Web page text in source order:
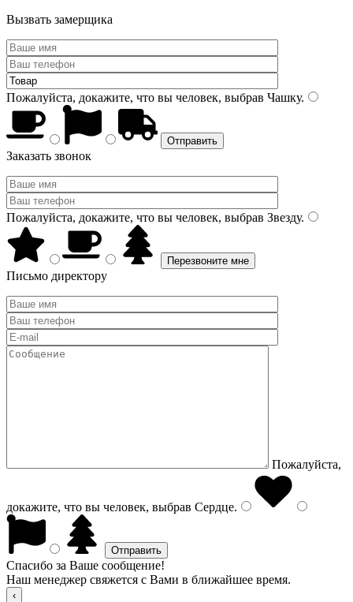
Вызвать замерщика
Пожалуйста, докажите, что вы человек, выбрав Чашку.
Заказать звонок
Пожалуйста, докажите, что вы человек, выбрав Звезду.
Письмо директору
Пожалуйста,
докажите, что вы человек, выбрав Сердце.
Спасибо за Ваше сообщение!
Наш менеджер свяжется с Вами в ближайшее время.